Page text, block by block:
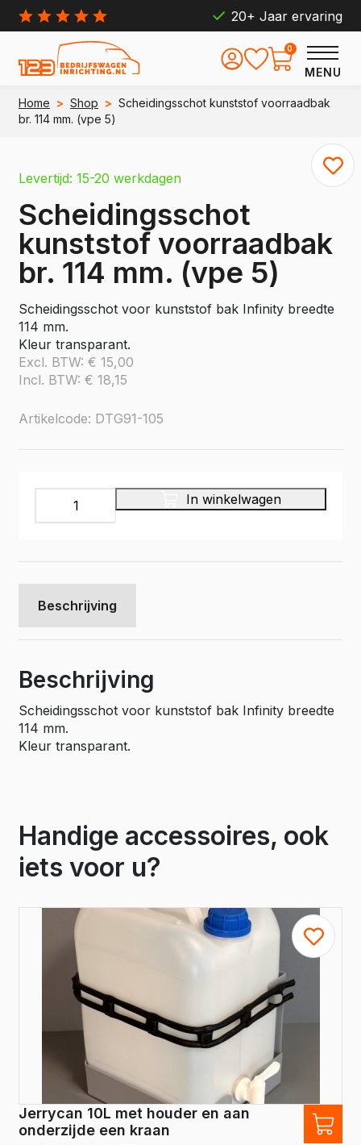
20+ Jaar ervaring
MENU
0
Home > Shop > Scheidingsschot kunststof voorraadbak
br. 114 mm. (vpe 5)
Levertijd: 15-20 werkdagen
Scheidingsschot
kunststof voorraadbak
br. 114 mm. (vpe 5)
Scheidingsschot voor kunststof bak Infinity breedte
114 mm.
Kleur transparant.
Excl. BTW: € 15,00
Incl. BTW: € 18,15
Artikelcode: DTG91-105
Scheidingsschot
kunststof
mm.
(vpe
aantal
In winkelwagen
Beschrijving
Beschrijving
Scheidingsschot voor kunststof bak Infinity breedte
114 mm.
Kleur transparant.
Handige accessoires, ook
iets voor u?
Jerrycan 10L met houder en aan
onderzijde een kraan